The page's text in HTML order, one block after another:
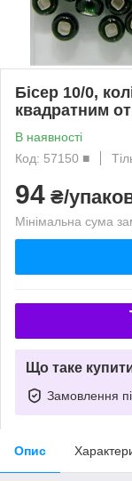
Бісер 10/0,
квадратним
В наявності
Код: 57150 ■
94 ₴/
Мінімальна сума
Що таке
Замовлення
Опис